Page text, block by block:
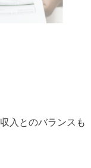
収入とのバランスも